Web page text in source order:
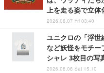
上を走る姿で立体
2026.08.07 Fri 03:40
ユニクロの「浮世
など妖怪をモチー
シャレ 3枚目の写
2026.08.08 Sat 15:10